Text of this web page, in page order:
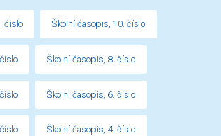
číslo Školní časopis, 10. číslo
Školní časopis, 8. číslo
Školní časopis, 6. číslo
Školní časopis, 4. číslo